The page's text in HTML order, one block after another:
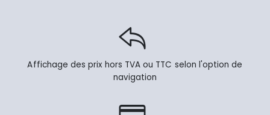
Affichage des prix hors TVA ou TTC selon l'option de
navigation